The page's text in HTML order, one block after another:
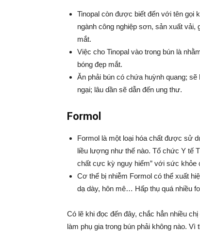
Tinopal còn được biết đến với tên gọi
ngành công nghiệp sơn, sản xuất vải,
mắt.
Việc cho Tinopal vào trong bún là
bóng đẹp mắt.
Ăn phải bún có chứa huỳnh quang;
ngại; lâu dần sẽ dẫn đến ung thư.
Formol
Formol là một loại hóa chất được sử
liều lượng như thế nào. Tổ chức Y tế
chất cực kỳ nguy hiểm” với sức khỏe
Cơ thể bị nhiễm Formol có thể xuất
dạ dày, hôn mê… Hấp thụ quá nhiều
Có lẽ khi đọc đến đây, chắc hẳn nhiều
làm phụ gia trong bún phải không nào.